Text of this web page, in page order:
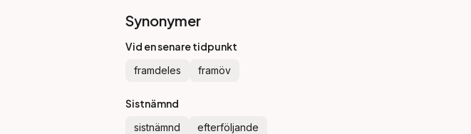
Synonymer
Vid en senare tidpunkt
framdeles framöv
Sistnämnd
sistnämnd efterföljande